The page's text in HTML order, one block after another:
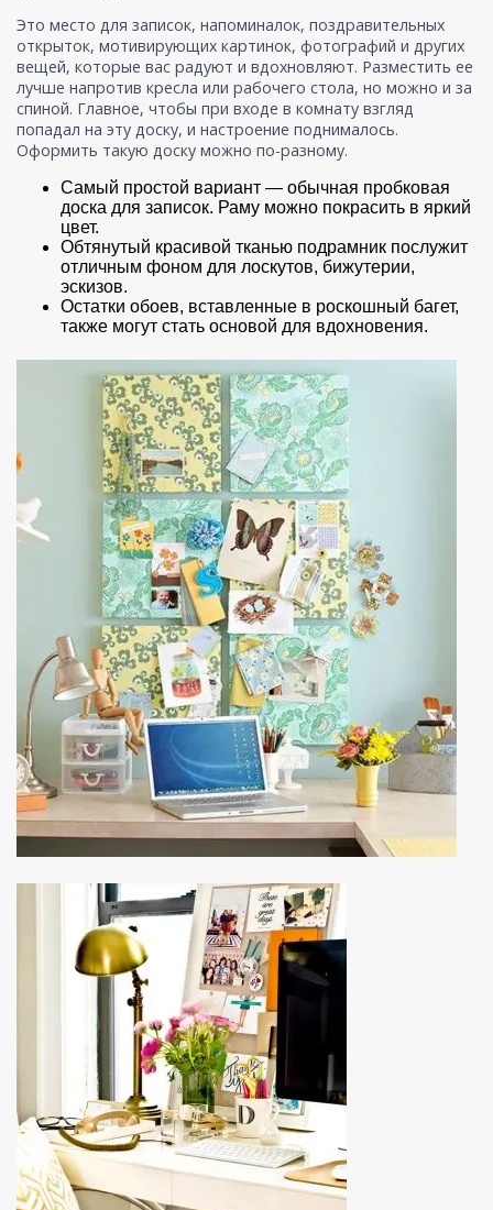
Это место для записок, напоминалок, поздравительных
открыток, мотивирующих картинок, фотографий и других
вещей, которые вас радуют и вдохновляют. Разместить ее
лучше напротив кресла или рабочего стола, но можно и за
спиной. Главное, чтобы при входе в комнату взгляд
попадал на эту доску, и настроение поднималось.
Оформить такую доску можно по-разному.
Самый простой вариант — обычная пробковая
доска для записок. Раму можно покрасить в яркий
цвет.
Обтянутый красивой тканью подрамник послужит
отличным фоном для лоскутов, бижутерии,
эскизов.
Остатки обоев, вставленные в роскошный багет,
также могут стать основой для вдохновения.